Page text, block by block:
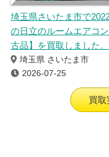
埼玉県さいたま市で
の日立のルームエアコ
古品】を買取しました。
埼玉県 さいたま市
2026-07-25
買取